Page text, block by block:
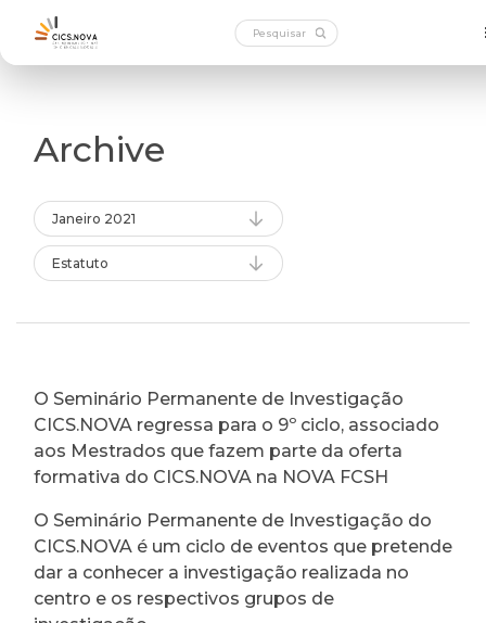
Archive
Janeiro 2021
Estatuto
O Seminário Permanente de Investigação
CICS.NOVA regressa para o 9º ciclo, associado
aos Mestrados que fazem parte da oferta
formativa do CICS.NOVA na NOVA FCSH
O Seminário Permanente de Investigação do
CICS.NOVA é um ciclo de eventos que pretende
dar a conhecer a investigação realizada no
centro e os respectivos grupos de